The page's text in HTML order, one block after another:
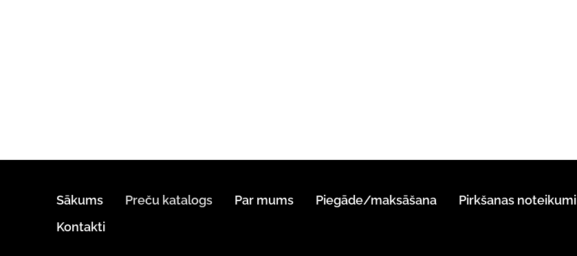
Sākums Preču katalogs Par mums Piegāde/maksāšana Pirkšanas noteikumi
Kontakti